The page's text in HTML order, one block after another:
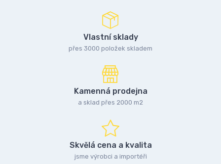
Vlastní sklady
přes 3000 položek skladem
Kamenná prodejna
a sklad přes 2000 m2
Skvělá cena a kvalita
jsme výrobci a importéři